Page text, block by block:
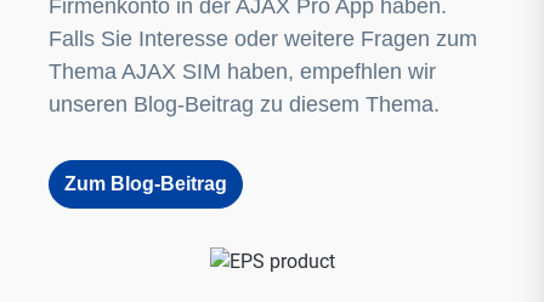
Firmenkonto in der AJAX Pro App haben.
Falls Sie Interesse oder weitere Fragen zum
Thema AJAX SIM haben, empefhlen wir
unseren Blog-Beitrag zu diesem Thema.
Zum Blog-Beitrag